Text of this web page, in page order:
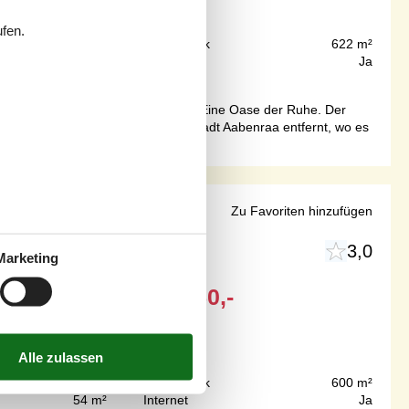
Grundstück
622 m²
Ja
vom Wasser entfernt. Eine Oase der Ruhe. Der
weit von der alten Handelsstadt Aabenraa entfernt, wo es
3,0
450,-
50 m
54 m²
Grundstück
600 m²
Internet
Ja
Zu Favoriten hinzufügen